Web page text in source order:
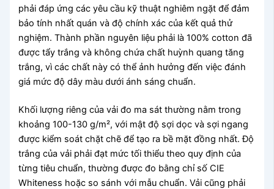
phải đáp ứng các yêu cầu kỹ thuật nghiêm ngặt để đảm
bảo tính nhất quán và độ chính xác của kết quả thử
nghiệm. Thành phần nguyên liệu phải là 100% cotton đã
được tẩy trắng và không chứa chất huỳnh quang tăng
trắng, vì các chất này có thể ảnh hưởng đến việc đánh
giá mức độ dây màu dưới ánh sáng chuẩn.
Khối lượng riêng của vải đo ma sát thường nằm trong
khoảng 100-130 g/m², với mật độ sợi dọc và sợi ngang
được kiểm soát chặt chẽ để tạo ra bề mặt đồng nhất. Độ
trắng của vải phải đạt mức tối thiểu theo quy định của
từng tiêu chuẩn, thường được đo bằng chỉ số CIE
Whiteness hoặc so sánh với mẫu chuẩn. Vải cũng phải